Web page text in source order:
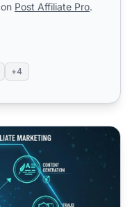
Post Affiliate Pro.
+4
chatbots a los sitios